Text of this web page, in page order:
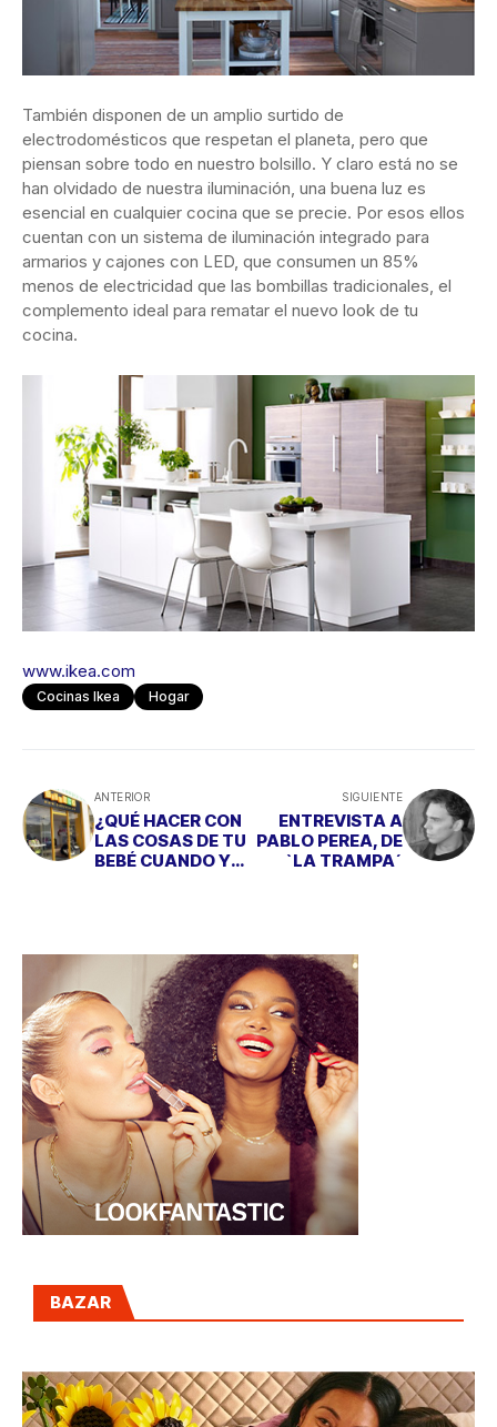
También disponen de un amplio surtido de
electrodomésticos que respetan el planeta, pero que
piensan sobre todo en nuestro bolsillo. Y claro está no se
han olvidado de nuestra iluminación, una buena luz es
esencial en cualquier cocina que se precie. Por esos ellos
cuentan con un sistema de iluminación integrado para
armarios y cajones con LED, que consumen un 85%
menos de electricidad que las bombillas tradicionales, el
complemento ideal para rematar el nuevo look de tu
cocina.
www.ikea.com
Cocinas Ikea Hogar
ANTERIOR
¿QUÉ HACER CON
LAS COSAS DE TU
BEBÉ CUANDO YA
SIGUIENTE
ENTREVISTA A
PABLO PEREA, DE
`LA TRAMPA´
BAZAR